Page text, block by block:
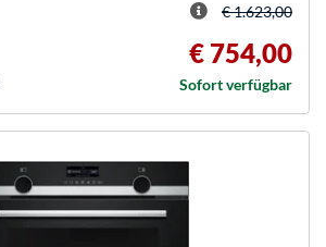
€ 1.623,00
€ 754,00
Sofort verfügbar